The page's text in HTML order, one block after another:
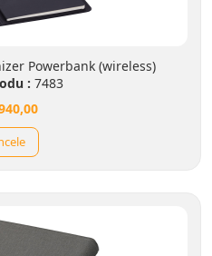
Powerbank (wireless)
: 7483